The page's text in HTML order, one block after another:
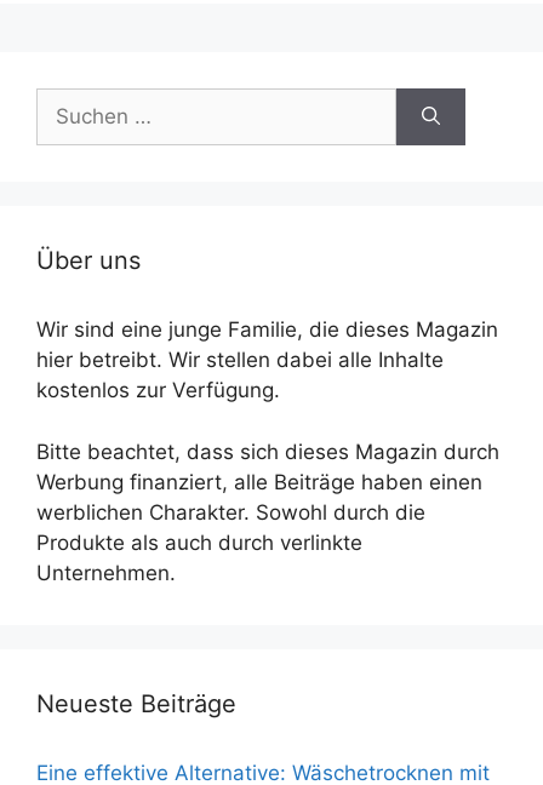
Suche
nach:
Über uns
Wir sind eine junge Familie, die dieses Magazin
hier betreibt. Wir stellen dabei alle Inhalte
kostenlos zur Verfügung.
Bitte beachtet, dass sich dieses Magazin durch
Werbung finanziert, alle Beiträge haben einen
werblichen Charakter. Sowohl durch die
Produkte als auch durch verlinkte
Unternehmen.
Neueste Beiträge
Eine effektive Alternative: Wäschetrocknen mit